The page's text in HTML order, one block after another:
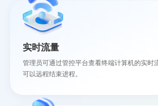
实时流量
管理员可通过管控平台查看终端计算机的实时
可以远程结束进程。